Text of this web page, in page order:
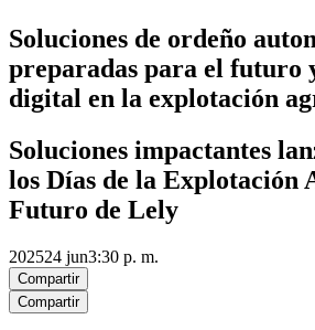
Soluciones de ordeño
preparadas para el futuro
digital en la explotación
Soluciones impactantes
los Días de la Explotación
Futuro de Lely
202524 jun3:30 p. m.
Compartir
Compartir